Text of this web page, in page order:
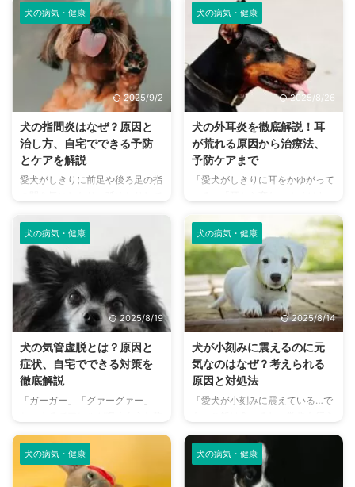
もしかしたら「結膜炎」かもしれ
ません。結膜炎は犬によく見られ
る目の病気ですが、原因や症状は
さまざまです。 この記事では、
犬の結膜炎の主な症状、考えられ
る原因、そして自宅でできる簡単
なケア方法について詳しく解説し
ます。 また、「もしかして結膜
炎かも？」と思ったときに、すぐ
に動物病院に行くべきかどうかの
判断基準や、病院での治療内容に
ついても触れます。この記事を読
...
嫌がるようになってしまった」…
愛犬とのドライブを楽しみにして
いたのに、車酔いをしてしまって
残念な思いをした経験はありませ
んか？ 犬の車酔いは、人間と同
じように乗り物の揺れや匂いによ
って引き起こされます。しかし、
対策をすることで克服できる可能
性が高いです。 この記事では、
犬が車酔いする原因から、今日か
ら実践できる対策、車酔いしてし
まった時の対処法までを解説しま
は三半規管の未発達やストレス ...
犬の病気・健康
2025/9/2
犬の指間炎はなぜ？原因と
治し方、自宅でできる予防
とケアを解説
愛犬がしきりに前足や後ろ足の指
後、足の指の間が赤く腫れていた
り、膿が出ていることに気づいた
経験はありませんか？ その症
状、もしかしたら「指間炎（しか
んえん）」かもしれません。 犬
の指間炎は、一度発症すると慢性
化しやすく、愛犬が強いかゆみや
痛みに苦しむことになる病気で
す。 この記事では、犬の指間炎
の原因から、治療法、そして自宅
でできるケア方法まで、飼い主さ
んが知っておくべき情報を網羅的
犬の指間炎はアレルギーや細菌感
染 ...
犬の病気・健康
2025/8/26
犬の外耳炎を徹底解説！耳
が荒れる原因から治療法、
予防ケアまで
「愛犬がしきりに耳をかゆがって
インが見られたら、それは外耳炎
のサインかもしれません。 犬の
外耳炎は、多くの犬が一度は経験
すると言われるほど、非常に身近
な病気です。しかし、放置してし
まうと症状が悪化し、重い病気に
つながることもあります。 この
記事では、犬の外耳炎の原因や症
状、治療法、そしてご家庭ででき
る予防ケアまで、飼い主さんが知
っておくべき情報を網羅的に解説
します。 この記事を読んで、愛
身につけ、外耳炎の早期発見・早
期 ...
犬の病気・健康
2025/8/19
犬の気管虚脱とは？原因と
症状、自宅でできる対策を
徹底解説
「ガーガー」「グァーグァー」
いた咳をする愛犬の姿に、不安を
感じたことはありませんか？その
症状は、もしかすると気管虚脱か
もしれません。 気管虚脱は、気
犬の病気・健康
2025/8/14
犬が小刻みに震えるのに元
気なのはなぜ？考えられる
原因と対処法
「愛犬が小刻みに震えている…で
たがるし、元気そうだから大丈夫
かな？」 そんな風に、愛犬が震
えている姿を見ても、元気がある
ため様子を見てしまう飼い主さん
犬の病気・健康 犬の病気・健康